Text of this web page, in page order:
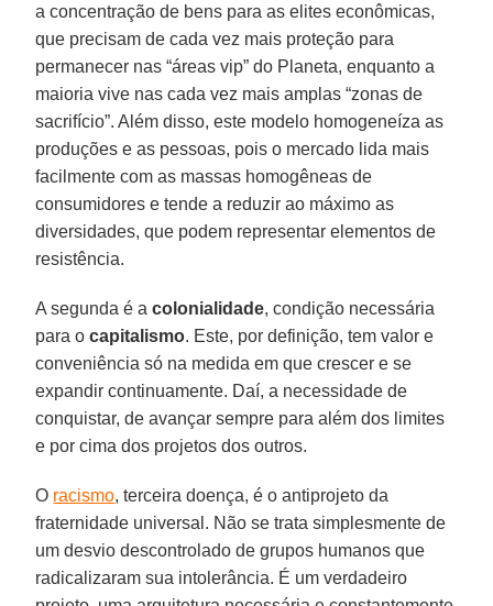
a concentração de bens para as elites econômicas,
que precisam de cada vez mais proteção para
permanecer nas “áreas vip” do Planeta, enquanto a
maioria vive nas cada vez mais amplas “zonas de
sacrifício”. Além disso, este modelo homogeneíza as
produções e as pessoas, pois o mercado lida mais
facilmente com as massas homogêneas de
consumidores e tende a reduzir ao máximo as
diversidades, que podem representar elementos de
resistência.
A segunda é acolonialidade, condição necessária
para o capitalismo. Este, por definição, tem valor e
conveniência só na medida em que crescer e se
expandir continuamente. Daí, a necessidade de
conquistar, de avançar sempre para além dos limites
e por cima dos projetos dos outros.
O racismo, terceira doença, é o antiprojeto da
fraternidade universal. Não se trata simplesmente de
um desvio descontrolado de grupos humanos que
radicalizaram sua intolerância. É um verdadeiro